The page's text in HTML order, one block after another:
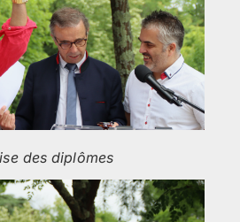
des diplômes